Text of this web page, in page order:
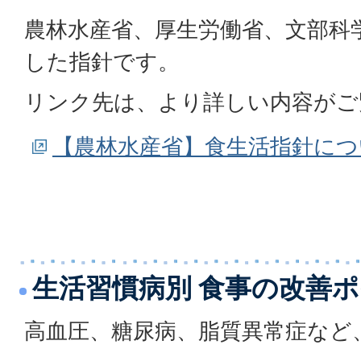
農林水産省、厚生労働省、文部
した指針です。
リンク先は、より詳しい内容が
【農林水産省】食生活指針に
生活習慣病別 食事の改善
高血圧、糖尿病、脂質異常症な